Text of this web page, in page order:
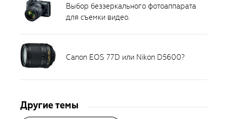
Выбор беззеркального фотоаппарата
для съемки видео.
Canon EOS 77D или Nikon D5600?
Другие темы